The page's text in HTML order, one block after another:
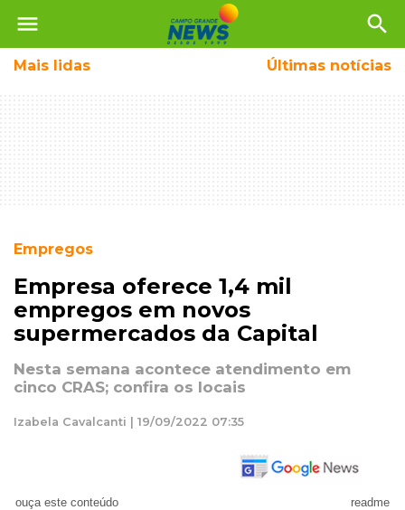
menu search
Mais lidas Últimas notícias
Empregos
Empresa oferece 1,4 mil
empregos em novos
supermercados da Capital
Nesta semana acontece atendimento em
cinco CRAS; confira os locais
Izabela Cavalcanti | 19/09/2022 07:35
ouça este conteúdo readme